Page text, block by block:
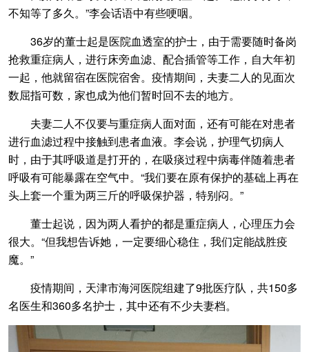
不知等了多久。”李会话语中有些哽咽。
36岁的董士起是医院血透室的护士，由于需要随时备岗
抢救重症病人，进行床旁血滤、配合插管等工作，自大年初
一起，他就留宿在医院宿舍。疫情期间，夫妻二人的见面次
数屈指可数，家也成为他们暂时回不去的地方。
夫妻二人不仅要与重症病人面对面，还有可能在对患者
进行血滤过程中接触到患者血液。李会说，护理气切病人
时，由于其呼吸道是打开的，在吸痰过程中病毒伴随着患者
呼吸有可能暴露在空气中。“我们要在原有保护的基础上再在
头上套一个重为两三斤的呼吸保护器，特别闷。”
董士起说，因为两人看护的都是重症病人，心理压力会
很大。“但我想告诉她，一定要细心稳住，我们定能战胜疫
魔。”
疫情期间，天津市海河医院组建了9批医疗队，共150多
名医生和360多名护士，其中还有不少夫妻档。